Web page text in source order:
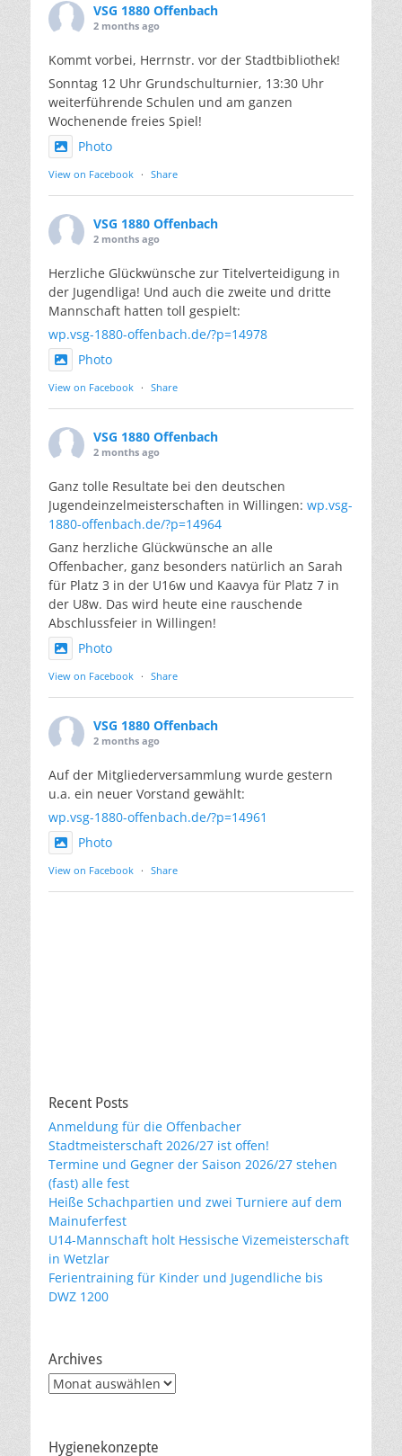
VSG 1880 Offenbach
2 months ago
Kommt vorbei, Herrnstr. vor der Stadtbibliothek!
Sonntag 12 Uhr Grundschulturnier, 13:30 Uhr
weiterführende Schulen und am ganzen
Wochenende freies Spiel!
Photo
View on Facebook · Share
VSG 1880 Offenbach
2 months ago
Herzliche Glückwünsche zur Titelverteidigung in
der Jugendliga! Und auch die zweite und dritte
Mannschaft hatten toll gespielt:
wp.vsg-1880-offenbach.de/?p=14978
Photo
View on Facebook · Share
VSG 1880 Offenbach
2 months ago
Ganz tolle Resultate bei den deutschen
Jugendeinzelmeisterschaften in Willingen: wp.vsg-
1880-offenbach.de/?p=14964
Ganz herzliche Glückwünsche an alle
Offenbacher, ganz besonders natürlich an Sarah
für Platz 3 in der U16w und Kaavya für Platz 7 in
der U8w. Das wird heute eine rauschende
Abschlussfeier in Willingen!
Photo
View on Facebook · Share
VSG 1880 Offenbach
2 months ago
Auf der Mitgliederversammlung wurde gestern
u.a. ein neuer Vorstand gewählt:
wp.vsg-1880-offenbach.de/?p=14961
Photo
View on Facebook · Share
Recent Posts
Anmeldung für die Offenbacher
Stadtmeisterschaft 2026/27 ist offen!
Termine und Gegner der Saison 2026/27 stehen
(fast) alle fest
Heiße Schachpartien und zwei Turniere auf dem
Mainuferfest
U14-Mannschaft holt Hessische Vizemeisterschaft
in Wetzlar
Ferientraining für Kinder und Jugendliche bis
DWZ 1200
Archives
Archives
Hygienekonzepte